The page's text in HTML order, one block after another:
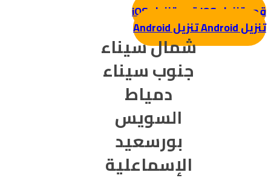
قم بتنزيل iOS
قم بتنزيل iOS
تنزيل Android
تنزيل Android
شمال سيناء
جنوب سيناء
دمياط
السويس
بورسعيد
الإسماعلية